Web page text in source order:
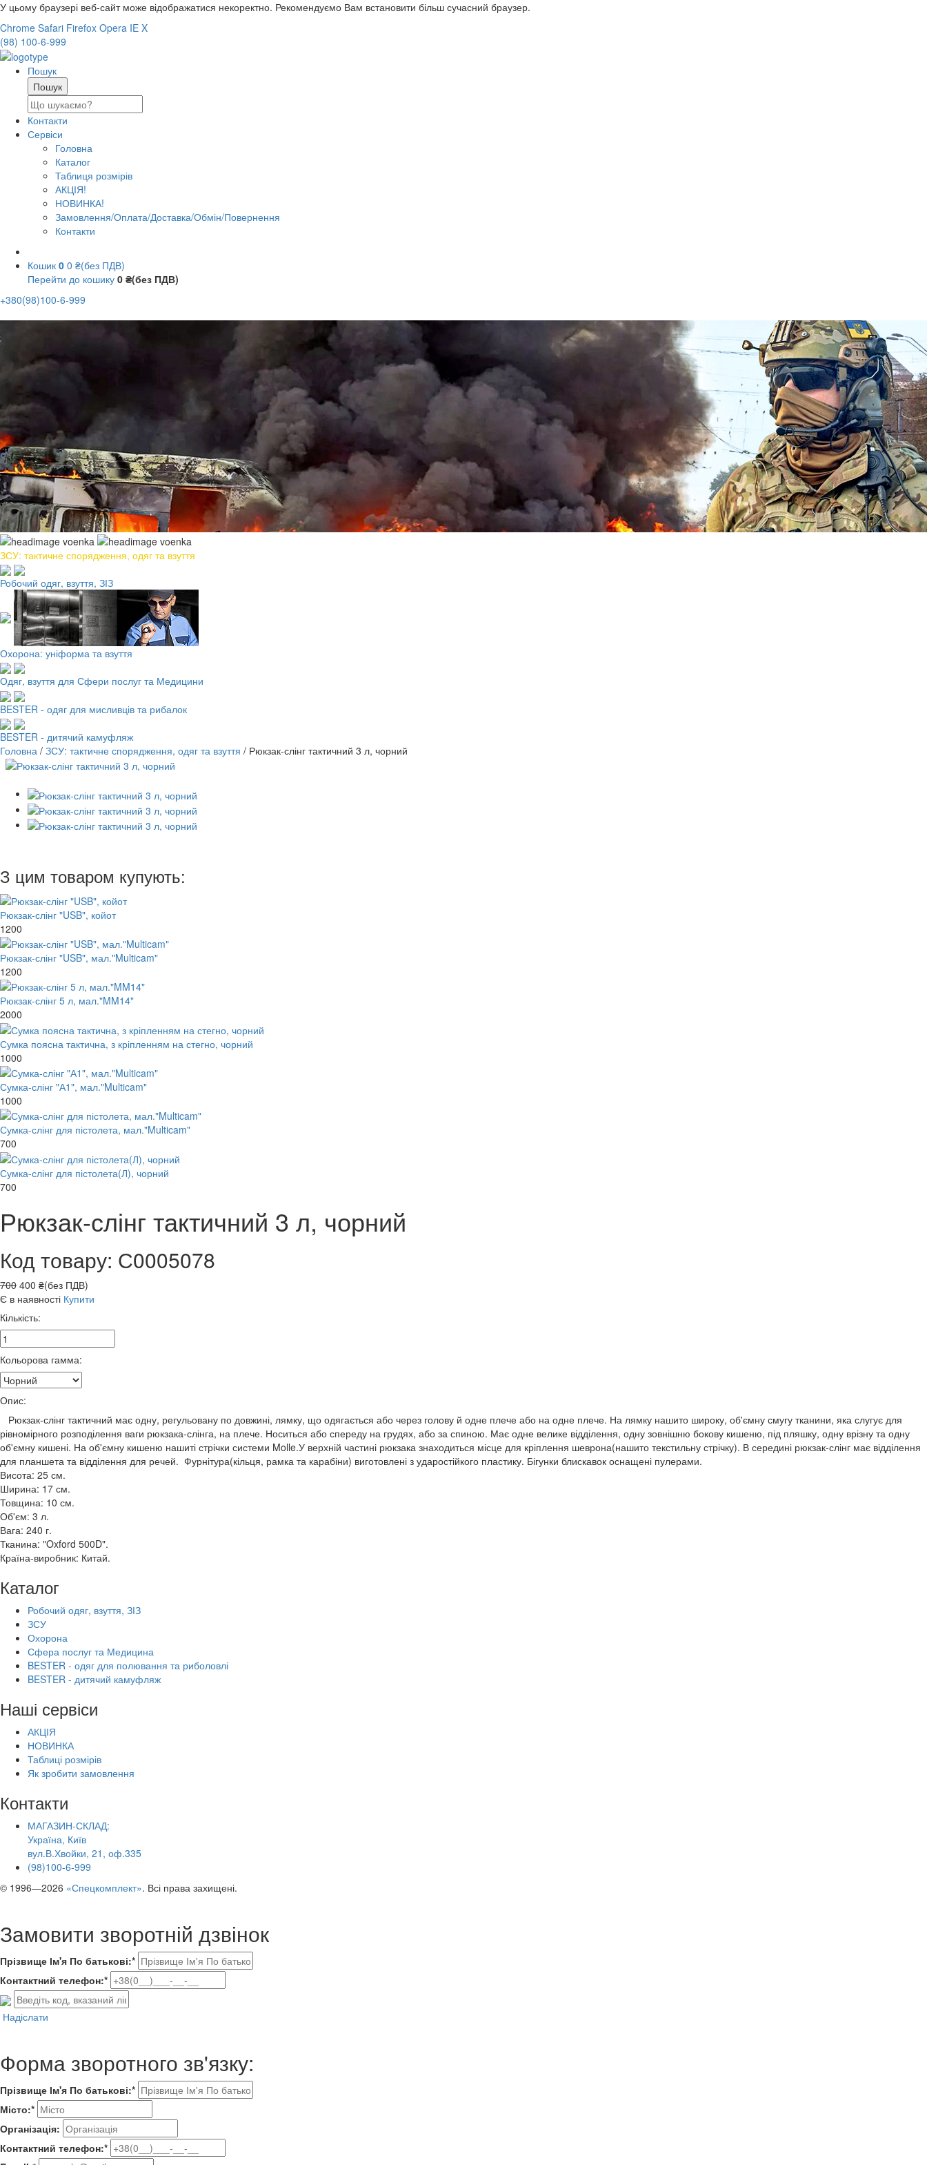
У цьому браузері веб-сайт може відображатися некоректно. Рекомендуємо Вам встановити більш сучасний браузер.
Chrome Safari Firefox Opera IE X
(98) 100-6-999
Пошук
Контакти
Сервіси
Головна
Каталог
Таблиця розмірів
АКЦІЯ!
НОВИНКА!
Замовлення/Оплата/Доставка/Обмін/Повернення
Контакти
Кошик 0 0 ₴(без ПДВ)
Перейти до кошику 0 ₴(без ПДВ)
+380(98)100-6-999
ЗСУ: тактичне спорядження, одяг та взуття
Робочий одяг, взуття, ЗІЗ
Охорона: уніформа та взуття
Одяг, взуття для Сфери послуг та Медицини
BESTER - одяг для мисливців та рибалок
BESTER - дитячий камуфляж
Головна / ЗСУ: тактичне спорядження, одяг та взуття / Рюкзак-слінг тактичний 3 л, чорний
З цим товаром купують:
Рюкзак-слінг "USB", койот
1200
Рюкзак-слінг "USB", мал."Multicam"
1200
Рюкзак-слінг 5 л, мал."MM14"
2000
Сумка поясна тактична, з кріпленням на стегно, чорний
1000
Сумка-слінг "А1", мал."Multicam"
1000
Сумка-слінг для пістолета, мал."Multicam"
700
Сумка-слінг для пістолета(Л), чорний
700
Рюкзак-слінг тактичний 3 л, чорний
Код товару: С0005078
700 400 ₴(без ПДВ)
Є в наявності Купити
Кількість:
Кольорова гамма:
Опис:
Рюкзак-слінг тактичний має одну, регульовану по довжині, лямку, що одягається або через голову й одне плече або на одне плече. На лямку нашито широку, об'ємну смугу тканини, яка слугує для
рівномірного розподілення ваги рюкзака-слінга, на плече. Носиться або спереду на грудях, або за спиною. Має одне велике відділення, одну зовнішню бокову кишеню, під пляшку, одну врізну та одну
об'ємну кишені. На об'ємну кишеню нашиті стрічки системи Molle.У верхній частині рюкзака знаходиться місце для кріплення шеврона(нашито текстильну стрічку). В середині рюкзак-слінг має відділення
для планшета та відділення для речей. Фурнітура(кільця, рамка та карабіни) виготовлені з ударостійкого пластику. Бігунки блискавок оснащені пулерами.
Висота: 25 см.
Ширина: 17 см.
Товщина: 10 см.
Об'єм: 3 л.
Вага: 240 г.
Тканина: "Oxford 500D".
Країна-виробник: Китай.
Каталог
Робочий одяг, взуття, ЗІЗ
ЗСУ
Охорона
Сфера послуг та Медицина
BESTER - одяг для полювання та риболовлі
BESTER - дитячий камуфляж
Наші сервіси
АКЦІЯ
НОВИНКА
Таблиці розмірів
Як зробити замовлення
Контакти
МАГАЗИН-СКЛАД:
Україна, Київ
вул.В.Хвойки, 21, оф.335
(98)100-6-999
© 1996—2026 «Спецкомплект». Всі права захищені.
Замовити зворотній дзвінок
Прізвище Ім'я По батькові:*
Контактний телефон:*
Надіслати
Форма зворотного зв'язку:
Прізвище Ім'я По батькові:*
Місто:*
Організація:
Контактний телефон:*